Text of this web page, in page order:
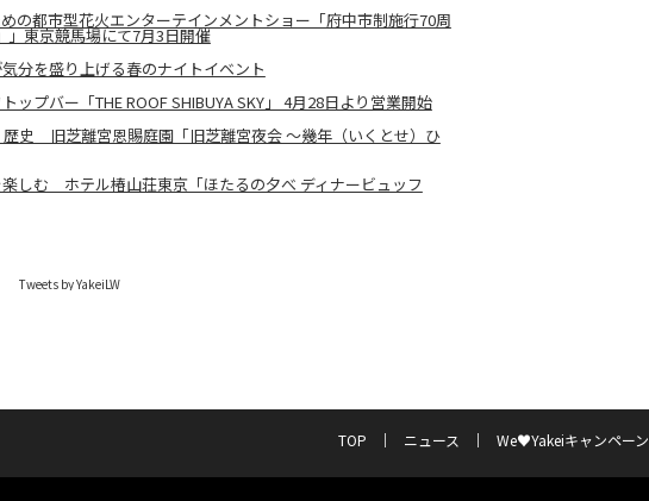
の都市型花火エンターテインメントショー「府中市制施行70周
」東京競馬場にて7月3日開催
分を盛り上げる春のナイトイベント
ップバー「THE ROOF SHIBUYA SKY」 4月28日より営業開始
史 旧芝離宮恩賜庭園「旧芝離宮夜会 〜幾年（いくとせ）ひ
しむ ホテル椿山荘東京「ほたるの夕べ ディナービュッフ
Tweets by YakeiLW
TOP ニュース We♥Yakeiキャンペーン